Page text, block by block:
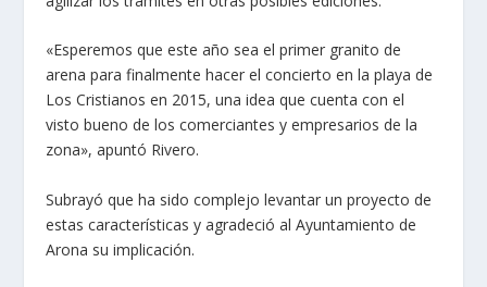
«Esperemos que este año sea el primer granito de
arena para finalmente hacer el concierto en la playa de
Los Cristianos en 2015, una idea que cuenta con el
visto bueno de los comerciantes y empresarios de la
zona», apuntó Rivero.
Subrayó que ha sido complejo levantar un proyecto de
estas características y agradeció al Ayuntamiento de
Arona su implicación.